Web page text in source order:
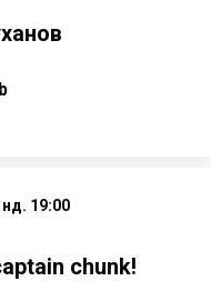
нд. 19:00
chunk!